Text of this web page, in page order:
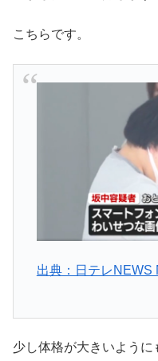
こちらです。
出典：日テレNEWS
少し体格が大きいよう